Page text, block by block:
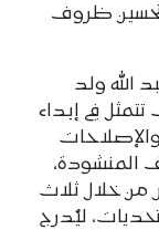
تحسين ظروف
الله ولد
في إبداء
والإصلاحات
المنشودة،
من خلال ثلاث
ليُدرج